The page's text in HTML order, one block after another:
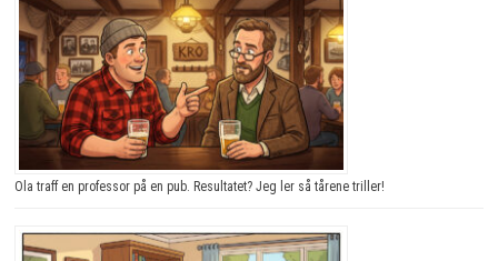
Ola traff en professor på en pub. Resultatet? Jeg ler så tårene triller!